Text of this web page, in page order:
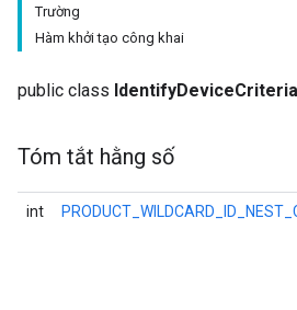
Trường
Hàm khởi tạo công khai
public class IdentifyDeviceCriteria
Tóm tắt hằng số
int